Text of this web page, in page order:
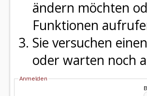
ändern möchten
Funktionen
Sie versuchen
oder warten noch
Anmelden